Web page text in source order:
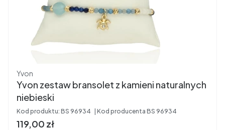
Producent
Yvon
Yvon zestaw bransolet z kamieni naturalnych
niebieski
Kod produktu: BS 96934 Kod producenta BS 96934
Cena brutto
119,00 zł